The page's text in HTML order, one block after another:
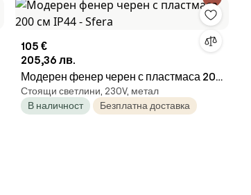
105 €
205,36 лв.
Модерен фенер черен с пластмаса 200
см IP44 - Sfera
Стоящи светлини, 230V, метал
В наличност
Безплатна доставка